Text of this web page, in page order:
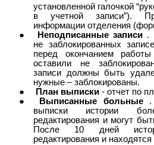
установленной галочкой
в учетной записи”).
информации отделения
Неподписанные записи .
не заблокированных
перед окончанием
оставили не
записи должны быть
нужные – заблокированы.
План выписки - отчет по
Выписанные больные
выписки истории
редактирования и могут
После 10 дней
редактирования и находятся